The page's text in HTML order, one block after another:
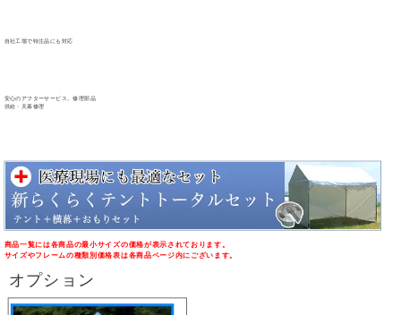
自社工場で特注品にも対応
安心のアフターサービス。修理部品
供給・天幕修理
商品一覧には各商品の最小サイズの価格が表示されております。
サイズやフレームの種類別価格表は各商品ページ内にございます。
オプション